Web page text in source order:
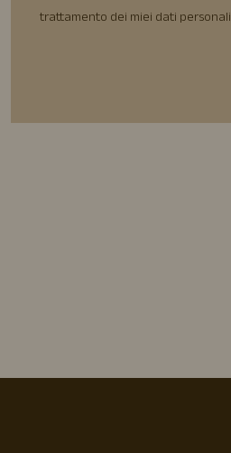
trattamento dei miei dati personali